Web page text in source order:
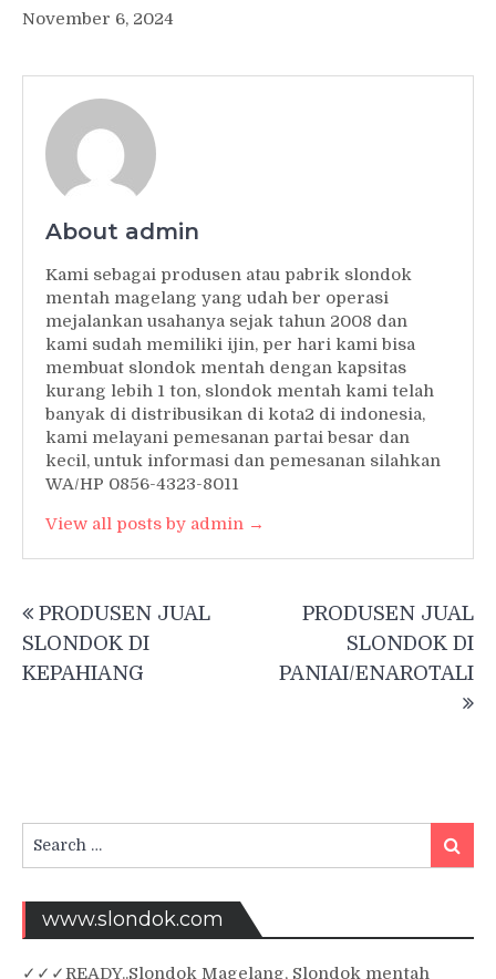
November 6, 2024
About admin
Kami sebagai produsen atau pabrik slondok
mentah magelang yang udah ber operasi
mejalankan usahanya sejak tahun 2008 dan
kami sudah memiliki ijin, per hari kami bisa
membuat slondok mentah dengan kapsitas
kurang lebih 1 ton, slondok mentah kami telah
banyak di distribusikan di kota2 di indonesia,
kami melayani pemesanan partai besar dan
kecil, untuk informasi dan pemesanan silahkan
WA/HP 0856-4323-8011
View all posts by admin →
navigation
PRODUSEN JUAL
SLONDOK DI
KEPAHIANG
PRODUSEN JUAL
SLONDOK DI
PANIAI/ENAROTALI
for:
Search
www.slondok.com
✓ ✓✓READY..Slondok Magelang, Slondok mentah